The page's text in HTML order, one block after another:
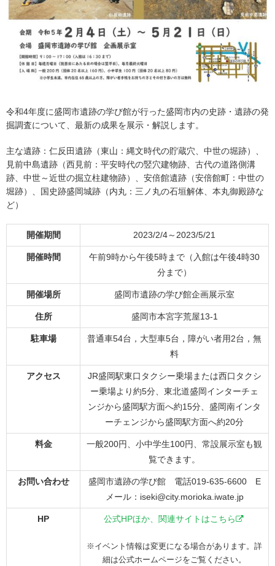
令和4年度に盛岡市遺跡の学び館が行った盛岡市内の史跡・遺跡の発
掘調査について、最新の成果を展示・解説します。
主な遺跡：仁反田遺跡（東山：縄文時代の貯蔵穴、中世の堀跡）、
見前中島遺跡（西見前：平安時代の竪穴建物跡、古代の道路側溝
跡、中世～近世の掘立柱建物跡）、安倍館遺跡（安倍館町：中世の
堀跡）、国史跡盛岡城跡（内丸：三ノ丸の石垣解体、本丸御殿跡な
ど）
開催期間 2023/2/4～2023/5/21
開催時間
午前9時から午後5時まで（入館は午後4時30
分まで）
開催場所 盛岡市遺跡の学び館企画展示室
住所 盛岡市本宮字荒屋13-1
駐車場
普通車54台，大型車5台，障がい者用2台，無
料
アクセス
JR盛岡駅東口タクシー乗場または西口タクシ
ー乗場より約5分、東北道盛岡インターチェ
ンジから盛岡駅方面へ約15分、盛岡南インタ
ーチェンジから盛岡駅方面へ約20分
料金
一般200円、小中学生100円、常設展示室も観
覧できます。
お問い合わせ
盛岡市遺跡の学び館 電話019-635-6600 E
メール：iseki@city.morioka.iwate.jp
HP 公式HPほか、関連サイトはこちら
※イベント情報は変更になる場合があります。詳
細は公式ホームページをご覧ください。